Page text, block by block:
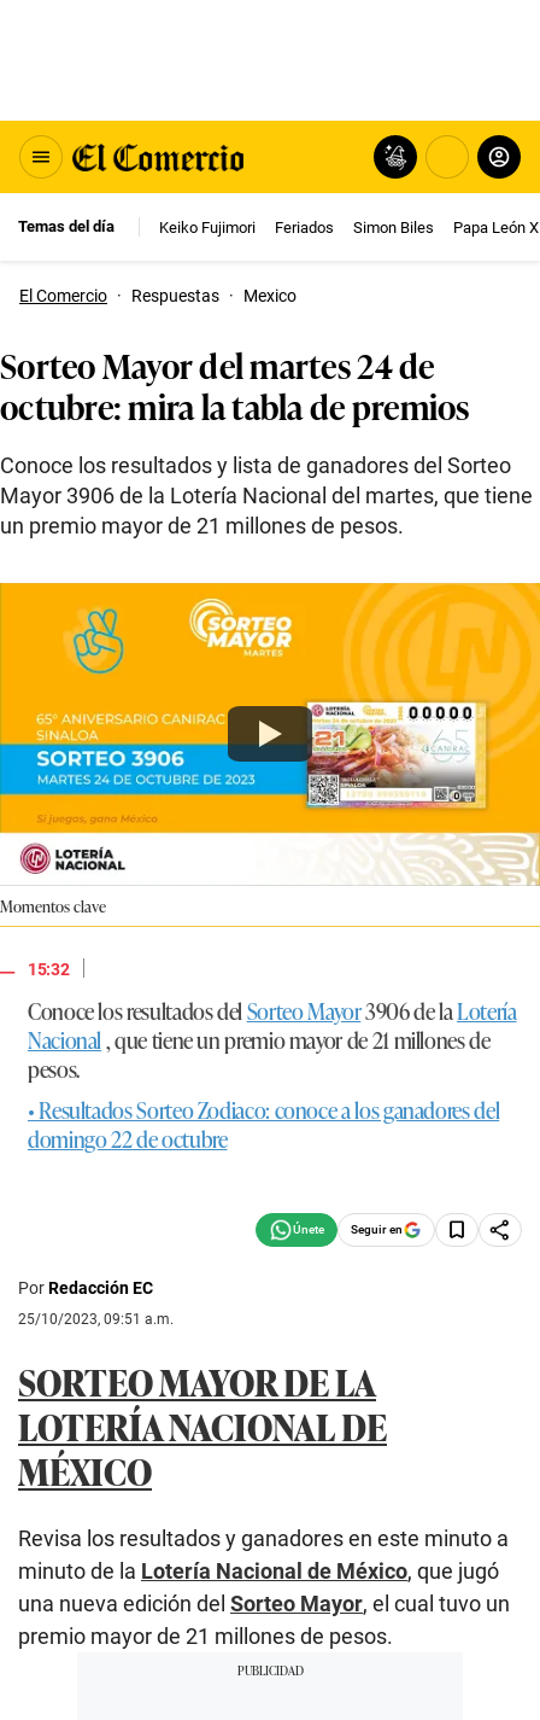
Temas del día Keiko Fujimori Feriados Simon Biles Papa León
El Comercio · Respuestas · Mexico
Sorteo Mayor del martes 24 de
octubre: mira la tabla de premios
Conoce los resultados y lista de ganadores del Sorteo
Mayor 3906 de la Lotería Nacional del martes, que tiene
un premio mayor de 21 millones de pesos.
Momentos clave
15:32
|
Conoce los resultados delSorteo Mayor3906 de laLotería
Nacional, que tiene un premio mayor de 21 millones de
pesos.
• Resultados Sorteo Zodiaco: conoce a los ganadores del
domingo 22 de octubre
Seguir en
PorRedacción EC
25/10/2023, 09:51 a.m.
SORTEO MAYOR DE LA
LOTERÍA NACIONAL DE
MÉXICO
Revisa los resultados y ganadores en este minuto a
minuto de la Lotería Nacional de México, que jugó
una nueva edición del Sorteo Mayor, el cual tuvo un
premio mayor de 21 millones de pesos.